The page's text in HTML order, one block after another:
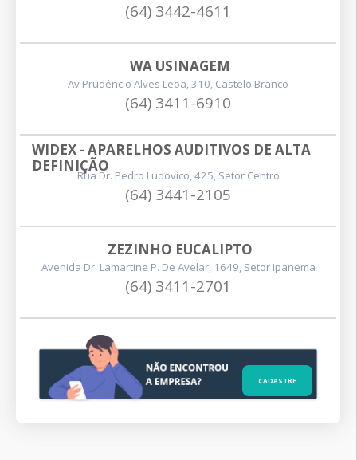
(64) 3442-4611
WA USINAGEM
Av Prudêncio Alves Leoa, 310, Castelo Branco
(64) 3411-6910
WIDEX - APARELHOS AUDITIVOS DE ALTA
DEFINIÇÃO
Rua Dr. Pedro Ludovico, 425, Setor Centro
(64) 3441-2105
ZEZINHO EUCALIPTO
Avenida Dr. Lamartine P. De Avelar, 1649, Setor Ipanema
(64) 3411-2701
CADASTRE